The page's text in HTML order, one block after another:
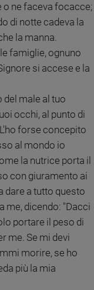
o ne faceva focacce;
di notte cadeva la
la manna.
famiglie, ognuno
si accese e la
del male al tuo
occhi, al punto di
forse concepito
al mondo io
la nutrice porta il
con giuramento ai
dare a tutto questo
me, dicendo: "Dacci
portare il peso di
me. Se mi devi
morire, se ho
più la mia